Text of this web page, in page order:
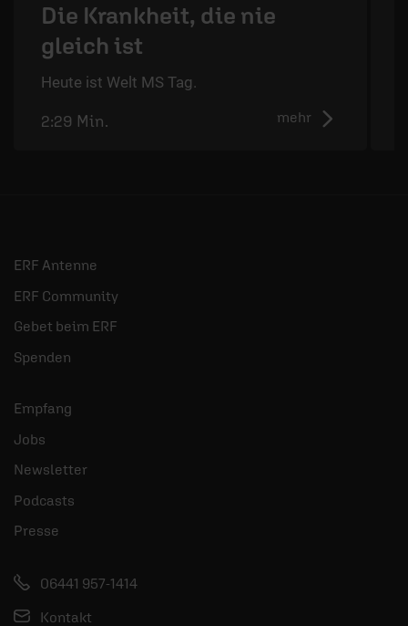
Die Krankheit, die nie
gleich ist
Heute ist Welt MS Tag.
mehr
2:29 Min.
ERF Antenne
ERF Community
Gebet beim ERF
Spenden
Empfang
Jobs
Newsletter
Podcasts
Presse
06441 957-1414
Kontakt